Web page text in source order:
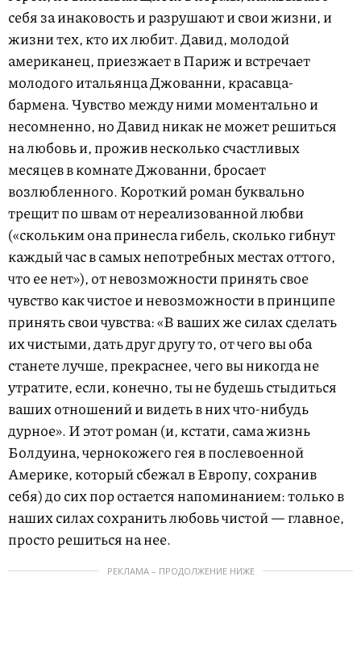
себя за инаковость и разрушают и свои жизни, и
жизни тех, кто их любит. Давид, молодой
американец, приезжает в Париж и встречает
молодого итальянца Джованни, красавца-
бармена. Чувство между ними моментально и
несомненно, но Давид никак не может решиться
на любовь и, прожив несколько счастливых
месяцев в комнате Джованни, бросает
возлюбленного. Короткий роман буквально
трещит по швам от нереализованной любви
(«скольким она принесла гибель, сколько гибнут
каждый час в самых непотребных местах оттого,
что ее нет»), от невозможности принять свое
чувство как чистое и невозможности в принципе
принять свои чувства: «В ваших же силах сделать
их чистыми, дать друг другу то, от чего вы оба
станете лучше, прекраснее, чего вы никогда не
утратите, если, конечно, ты не будешь стыдиться
ваших отношений и видеть в них что-нибудь
дурное». И этот роман (и, кстати, сама жизнь
Болдуина, чернокожего гея в послевоенной
Америке, который сбежал в Европу, сохранив
себя) до сих пор остается напоминанием: только в
наших силах сохранить любовь чистой — главное,
просто решиться на нее.
РЕКЛАМА – ПРОДОЛЖЕНИЕ НИЖЕ